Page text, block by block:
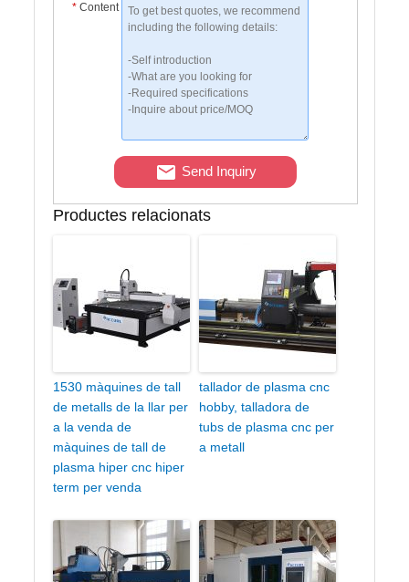
* Content
Send Inquiry
Productes relacionats
1530 màquines de tall
de metalls de la llar per
a la venda de
màquines de tall de
plasma hiper cnc hiper
term per venda
tallador de plasma cnc
hobby, talladora de
tubs de plasma cnc per
a metall